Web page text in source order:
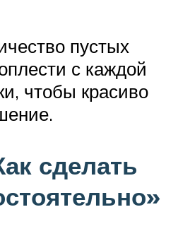
пустых
с каждой
чтобы красиво
сделать